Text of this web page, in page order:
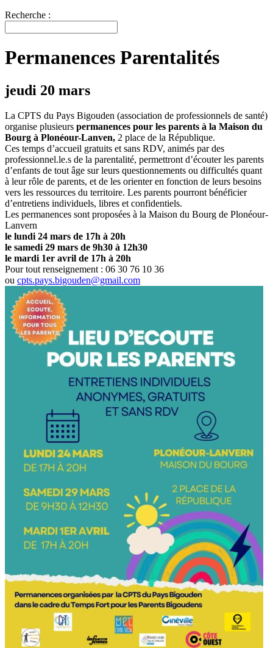
Recherche :
Permanences Parentalités
jeudi 20 mars
La CPTS du Pays Bigouden (association de professionnels de santé)
organise plusieurs permanences pour les parents à la Maison du
Bourg à Plonéour-Lanven, 2 place de la République.
Ces temps d’accueil gratuits et sans RDV, animés par des
professionnel.le.s de la parentalité, permettront d’écouter les parents
d’enfants de tout âge sur leurs questionnements ou difficultés quant
à leur rôle de parents, et de les orienter en fonction de leurs besoins
vers les ressources du territoire. Les parents pourront bénéficier
d’entretiens individuels, libres et confidentiels.
Les permanences sont proposées à la Maison du Bourg de Plonéour-
Lanvern
le lundi 24 mars de 17h à 20h
le samedi 29 mars de 9h30 à 12h30
le mardi 1er avril de 17h à 20h
Pour tout renseignement : 06 30 76 10 36
ou cpts.pays.bigouden@gmail.com